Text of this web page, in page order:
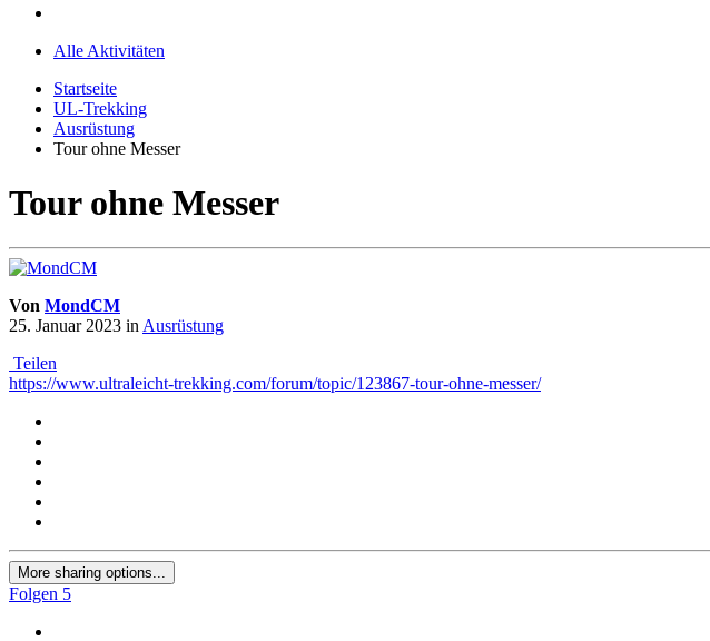
Alle Aktivitäten
Startseite
UL-Trekking
Ausrüstung
Tour ohne Messer
Tour ohne Messer
Von MondCM
25. Januar 2023 inAusrüstung
Teilen
https://www.ultraleicht-trekking.com/forum/topic/123867-tour-ohne-messer/
More sharing options...
Folgen 5